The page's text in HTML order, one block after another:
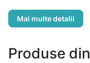
Produse